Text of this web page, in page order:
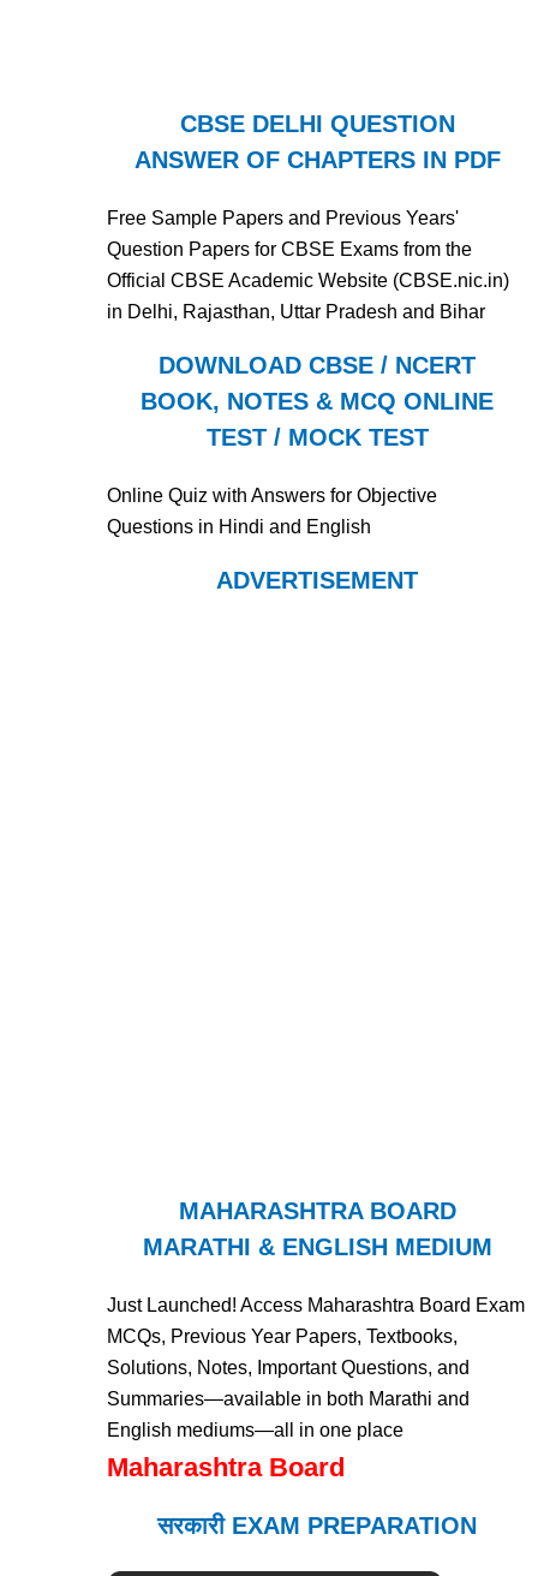
CBSE DELHI QUESTION
ANSWER OF CHAPTERS IN PDF
Free Sample Papers and Previous Years'
Question Papers for CBSE Exams from the
Official CBSE Academic Website (CBSE.nic.in)
in Delhi, Rajasthan, Uttar Pradesh and Bihar
DOWNLOAD CBSE / NCERT
BOOK, NOTES & MCQ ONLINE
TEST / MOCK TEST
Online Quiz with Answers for Objective
Questions in Hindi and English
ADVERTISEMENT
MAHARASHTRA BOARD
MARATHI & ENGLISH MEDIUM
Just Launched! Access Maharashtra Board Exam
MCQs, Previous Year Papers, Textbooks,
Solutions, Notes, Important Questions, and
Summaries—available in both Marathi and
English mediums—all in one place
Maharashtra Board
सरकारी EXAM PREPARATION